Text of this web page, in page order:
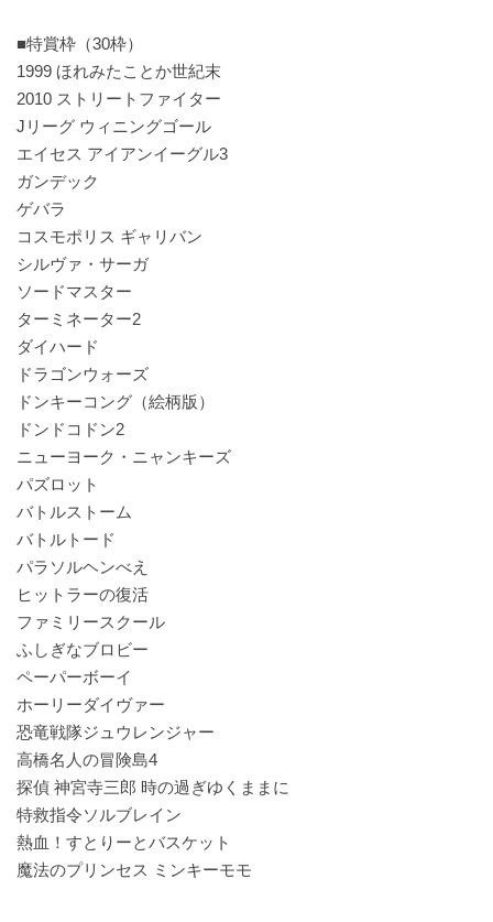
■特賞枠（30枠）
1999 ほれみたことか世紀末
2010 ストリートファイター
Jリーグ ウィニングゴール
エイセス アイアンイーグル3
ガンデック
ゲバラ
コスモポリス ギャリバン
シルヴァ・サーガ
ソードマスター
ターミネーター2
ダイハード
ドラゴンウォーズ
ドンキーコング（絵柄版）
ドンドコドン2
ニューヨーク・ニャンキーズ
パズロット
バトルストーム
バトルトード
パラソルヘンべえ
ヒットラーの復活
ファミリースクール
ふしぎなブロビー
ペーパーボーイ
ホーリーダイヴァー
恐竜戦隊ジュウレンジャー
高橋名人の冒険島4
探偵 神宮寺三郎 時の過ぎゆくままに
特救指令ソルブレイン
熱血！すとりーとバスケット
魔法のプリンセス ミンキーモモ